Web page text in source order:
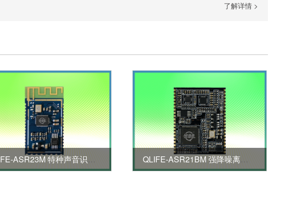
了解详情 >
QLIFE-ASR23M 特种声音识别模块 QLIFE-ASR21BM 强降噪离线语音模块